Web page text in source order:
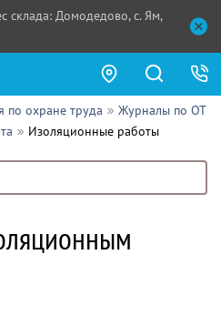
склада: Домодедово, с. Ям,
по охране труда
Журналы по ОТ
Изоляционные работы